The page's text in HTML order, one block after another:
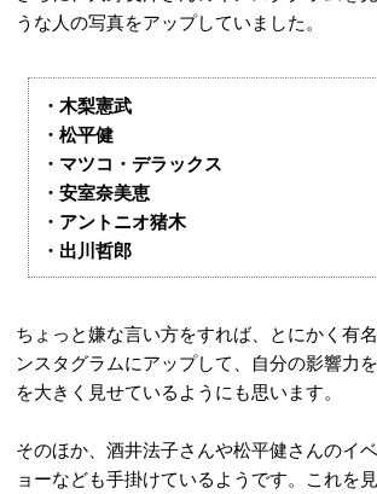
うな人の写真をアップしていました。
・木梨憲武
・松平健
・マツコ・デラックス
・安室奈美恵
・アントニオ猪木
・出川哲郎
ちょっと嫌な言い方をすれば、とにかく有
ンスタグラムにアップして、自分の影響力
を大きく見せているようにも思います。
そのほか、酒井法子さんや松平健さんのイ
ョーなども手掛けているようです。これを